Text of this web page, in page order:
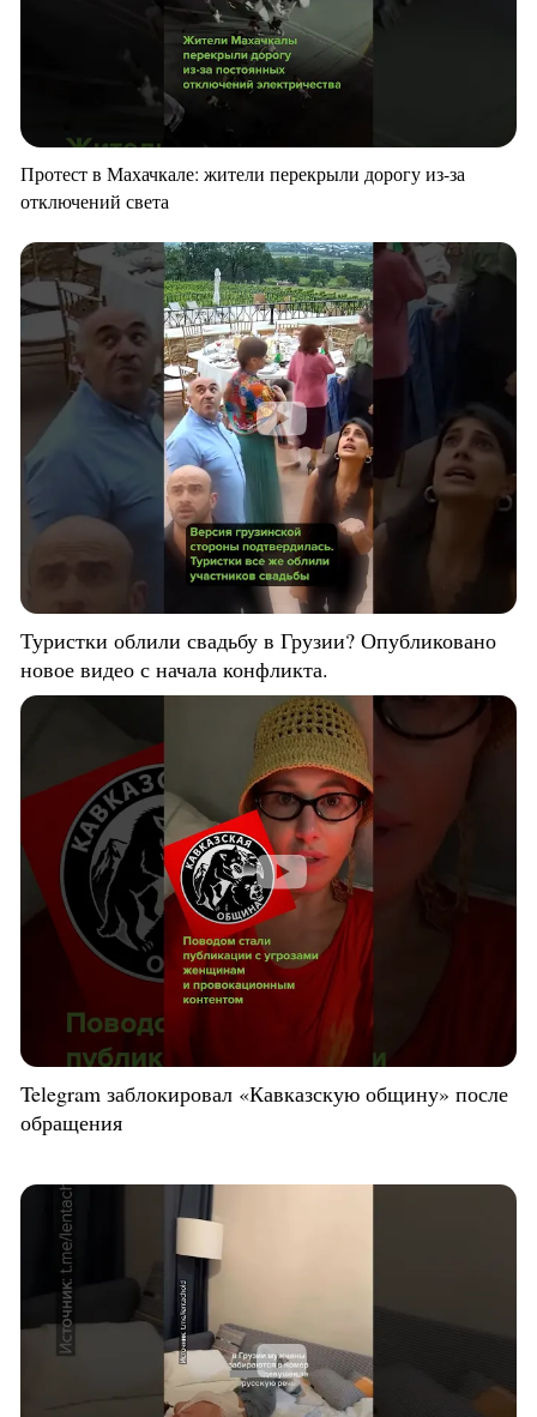
Протест в Махачкале: жители перекрыли дорогу из-за
отключений света
Туристки облили свадьбу в Грузии? Опубликовано
новое видео с начала конфликта.
Telegram заблокировал «Кавказскую общину» после
обращения